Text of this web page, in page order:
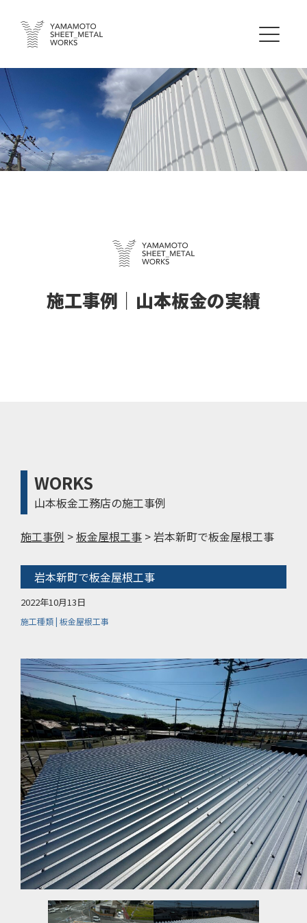
施工事例｜山本板金の実績
WORKS
山本板金工務店の施工事例
施工事例 >板金屋根工事 >岩本新町で板金屋根工事
岩本新町で板金屋根工事
2022年10月13日
施工種類 | 板金屋根工事